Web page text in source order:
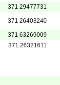
371 29477731
371 26403240
371 63269009
371 26321611